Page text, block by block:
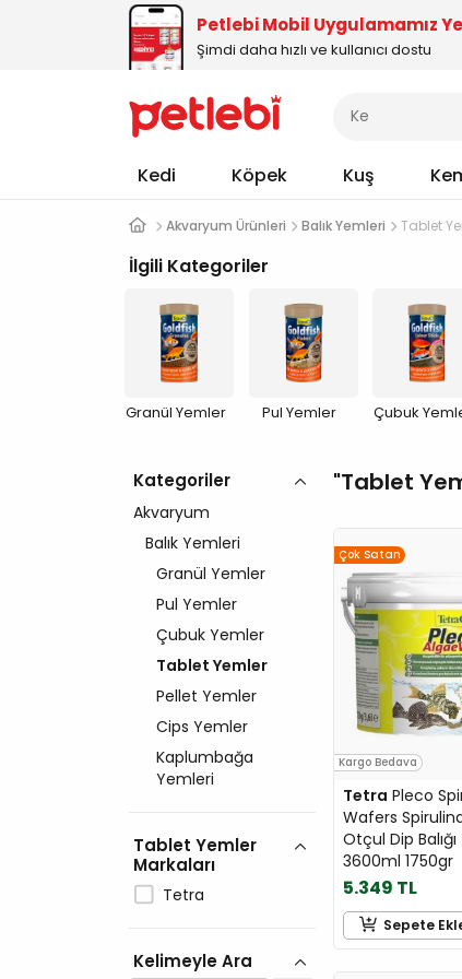
Petlebi Mobil Uygulamamız
Şimdi daha hızlı ve kullanıcı dostu
Kedi Köpek Kuş
Akvaryum Ürünleri Balık Yemleri Tablet
İlgili Kategoriler
Granül Yemler Pul Yemler Çubuk
Kategoriler
Akvaryum
Balık Yemleri
Granül Yemler
Pul Yemler
Çubuk Yemler
Tablet Yemler
Pellet Yemler
Cips Yemler
Kaplumbağa
Yemleri
Tablet Yemler
Markaları
Tetra
Kelimeyle Ara
Tablet
Çok Satan
Kargo Bedava
Tetra Pleco
Wafers
Otçul Dip
3600ml 1750gr
5.349 TL
Sepete